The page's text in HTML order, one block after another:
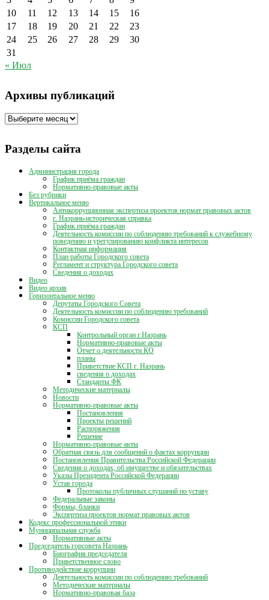
10
11 12 13 14 15
16
17
18 19 20 21 22
23
24
25 26 27 28 29
30
31
« Июл
Архивы публикаций
Архивы
Разделы сайта
Администрация города
График приёма граждан
Нормативно-правовые акты
Без рубрики
Вертикальное меню
Антикоррупционная экспертиза проектов нормат правовых актов
г. Назрань-историческая справка
График приёма граждан
Деятельность комиссии по соблюдению требований к служебному
поведению и урегулированию конфликта интересов
Контактная информация
План работы Городского совета
Регламент и структура Городского совета
Сведения о доходах
Видео
Видео архив
Горизонтальное меню
Депутаты Городского Совета
Деятельность комиссии по соблюдению требований
Комиссии Городского совета
КСП
Контрольный орган г.Назрань
Нормативно-правовые акты
Отчет о деятельности КО
планы
Приветствие КСП г. Назрань
сведения о доходах
Стандарты ФК
Методические материалы
Новости
Нормативно-правовые акты
Постановления
Проекты решений
Распоряжения
Решение
Нормативно-правовые акты
Обратная связь для сообщений о фактах коррупции
Постановления Правительства Российской Федерации
Сведения о доходах, об имуществе и обязательствах
Указы Президента Российской Федерации
Устав города
Протоколы публичных слушаний по уставу
Федеральные законы
Формы, бланки
Экспертиза проектов нормат правовых актов
Кодекс профессиональной этики
Муниципальная служба
Нормативные акты
Председатель горсовета Назрань
Биография председателя
Приветственное слово
Противодействие коррупции
Деятельность комиссии по соблюдению требований
Методические материалы
Нормативно-правовая база